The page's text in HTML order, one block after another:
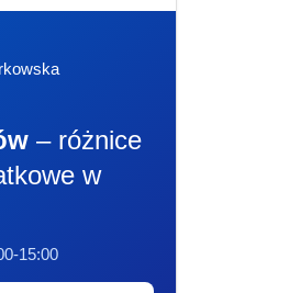
– różnice
w
15:00